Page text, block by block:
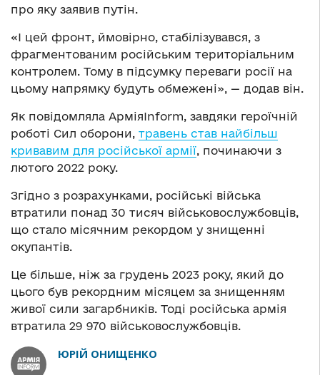
про яку заявив путін.
«І цей фронт, ймовірно, стабілізувався, з
фрагментованим російським територіальним
контролем. Тому в підсумку переваги росії на
цьому напрямку будуть обмежені», — додав він.
Як повідомляла АрміяInform, завдяки героїчній
роботі Сил оборони, травень став найбільш
кривавим для російської армії, починаючи з
лютого 2022 року.
Згідно з розрахунками, російські війська
втратили понад 30 тисяч військовослужбовців,
що стало місячним рекордом у знищенні
окупантів.
Це більше, ніж за грудень 2023 року, який до
цього був рекордним місяцем за знищенням
живої сили загарбників. Тоді російська армія
втратила 29 970 військовослужбовців.
ЮРІЙ ОНИЩЕНКО